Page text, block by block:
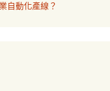
自動化產線？